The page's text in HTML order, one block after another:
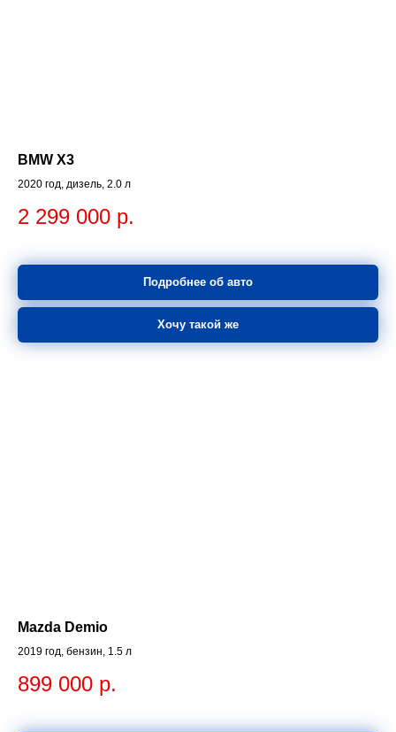
BMW X3
2020 год, дизель, 2.0 л
2 299 000 р.
Подробнее об авто
Хочу такой же
Mazda Demio
2019 год, бензин, 1.5 л
899 000 р.